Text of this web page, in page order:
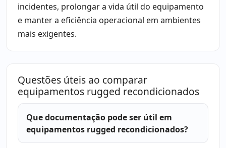
incidentes, prolongar a vida útil do equipamento
e manter a eficiência operacional em ambientes
mais exigentes.
Questões úteis ao comparar
equipamentos rugged recondicionados
Que documentação pode ser útil em
equipamentos rugged recondicionados?